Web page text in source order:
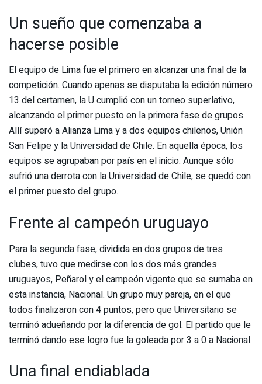
Un sueño que comenzaba a
hacerse posible
El equipo de Lima fue el primero en alcanzar una final de la
competición. Cuando apenas se disputaba la edición número
13 del certamen, la U cumplió con un torneo superlativo,
alcanzando el primer puesto en la primera fase de grupos.
Allí superó a Alianza Lima y a dos equipos chilenos, Unión
San Felipe y la Universidad de Chile. En aquella época, los
equipos se agrupaban por país en el inicio. Aunque sólo
sufrió una derrota con la Universidad de Chile, se quedó con
el primer puesto del grupo.
Frente al campeón uruguayo
Para la segunda fase, dividida en dos grupos de tres
clubes, tuvo que medirse con los dos más grandes
uruguayos, Peñarol y el campeón vigente que se sumaba en
esta instancia, Nacional. Un grupo muy pareja, en el que
todos finalizaron con 4 puntos, pero que Universitario se
terminó adueñando por la diferencia de gol. El partido que le
terminó dando ese logro fue la goleada por 3 a 0 a Nacional.
Una final endiablada